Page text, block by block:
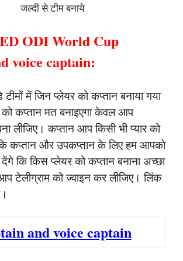
जल्दी से टीम बनाये
ODI World Cup
voice captain:
टीमों में जिन प्लेयर को कप्तान बनाया गया
कप्तान मत बनाइएगा केवल आप
लीजिए। कप्तान आप किसी भी प्यार को
कप्तान और उपकप्तान के लिए हम आपको
देंगे कि किस प्लेयर को कप्तान बनाना अच्छा
टेलीग्राम को ज्वाइन कर लीजिए। लिंक
and voice captain